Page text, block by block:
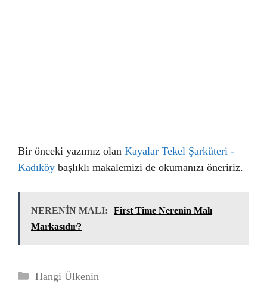
Bir önceki yazımız olan Kayalar Tekel Şarküteri -
Kadıköy başlıklı makalemizi de okumanızı öneririz.
NERENİN MALI:
First Time Nerenin Malı
Markasıdır?
Kategoriler
Hangi Ülkenin